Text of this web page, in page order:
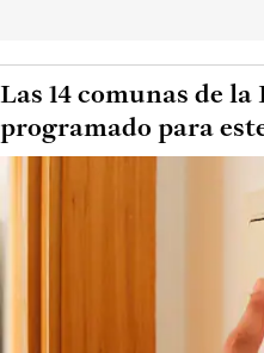
Las 14 comunas de
programado para